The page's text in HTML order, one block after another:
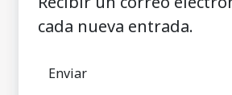
cada nueva entrada.